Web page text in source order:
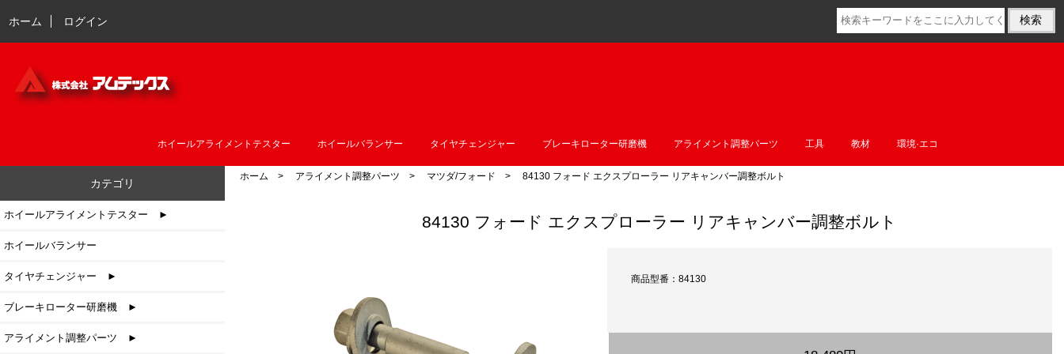
ホーム ログイン
ホイールアライメントテスター ホイールバランサー タイヤチェンジャー ブレーキローター研磨機 アライメント調整パーツ 工具 教材 環境·エコ
カテゴリ
ホイールアライメントテスター ►
ホイールバランサー
タイヤチェンジャー ►
ブレーキローター研磨機 ►
アライメント調整パーツ ►
ホーム > アライメント調整パーツ > マツダ/フォード > 84130 フォード エクスプローラー リアキャンバー調整ボルト
84130 フォード エクスプローラー リアキャンバー調整ボルト
商品型番：84130